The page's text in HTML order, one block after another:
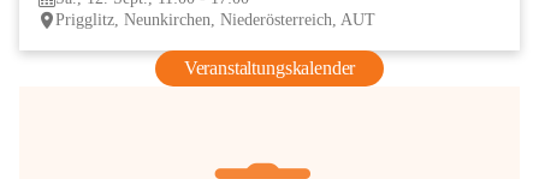
Prigglitz, Neunkirchen, Niederösterreich, AUT
Veranstaltungskalender